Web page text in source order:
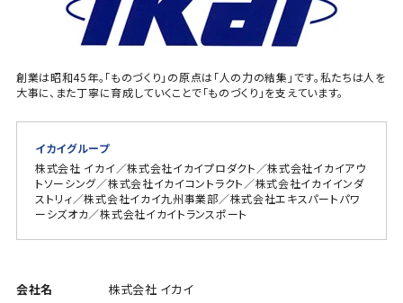
創業は昭和45年。「ものづくり」の原点は「人の力の結集」です。私たちは人を
大事に、また丁寧に育成していくことで「ものづくり」を支えています。
イカイグループ
株式会社 イカイ／株式会社イカイプロダクト／株式会社イカイアウ
トソーシング／株式会社イカイコントラクト／株式会社イカイインダ
ストリィ／株式会社イカイ九州事業部／株式会社エキスパートパワ
ーシズオカ／株式会社イカイトランスポート
会社名 株式会社 イカイ